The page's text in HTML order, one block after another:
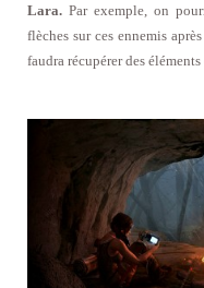
Lara. Par exemple, on
flèches sur ces ennemis
faudra récupérer des